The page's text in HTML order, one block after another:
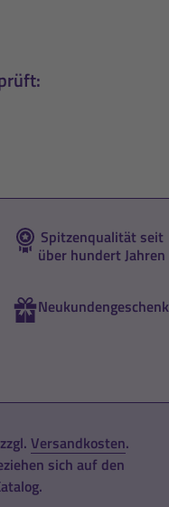
Spitzenqualität seit
über hundert Jahren
Neukundengeschenk
Versandkosten.
sich auf den